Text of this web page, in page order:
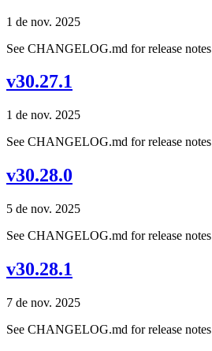
1 de nov. 2025
See CHANGELOG.md for release notes
v30.27.1
1 de nov. 2025
See CHANGELOG.md for release notes
v30.28.0
5 de nov. 2025
See CHANGELOG.md for release notes
v30.28.1
7 de nov. 2025
See CHANGELOG.md for release notes